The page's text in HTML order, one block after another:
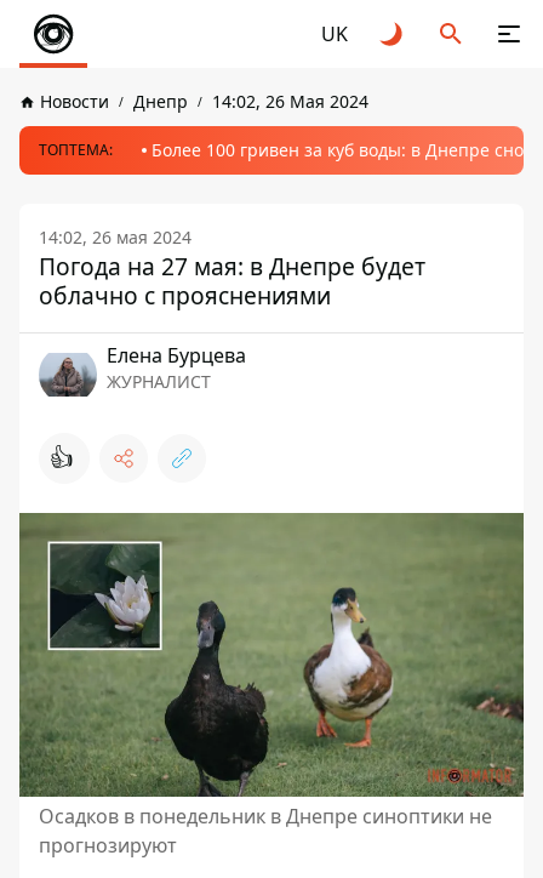
UK
Новости Днепр 14:02, 26 Мая 2024
ТОПТЕМА: Более 100 гривен за куб воды: в Днепре
14:02, 26 мая 2024
Погода на 27 мая: в Днепре будет
облачно с прояснениями
Елена Бурцева
ЖУРНАЛИСТ
👍
Осадков в понедельник в Днепре синоптики не
прогнозируют